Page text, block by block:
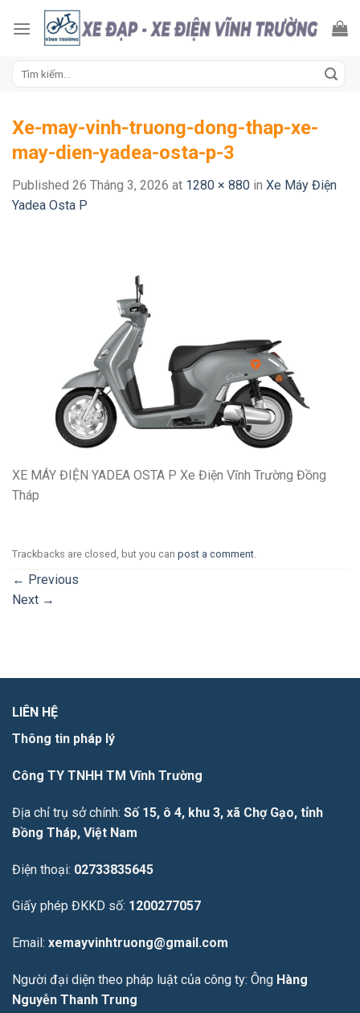
Xe-may-vinh-truong-dong-thap-xe-
may-dien-yadea-osta-p-3
Published 26 Tháng 3, 2026 at 1280 × 880 in Xe Máy Điện
Yadea Osta P
XE MÁY ĐIỆN YADEA OSTA P Xe Điện Vĩnh Trường Đồng
Tháp
Trackbacks are closed, but you can post a comment.
← Previous
Next →
LIÊN HỆ
Thông tin pháp lý
Công TY TNHH TM Vĩnh Trường
Địa chỉ trụ sở chính: Số 15, ô 4, khu 3, xã Chợ Gạo, tỉnh
Đồng Tháp, Việt Nam
Điện thoại: 02733835645
Giấy phép ĐKKD số: 1200277057
Email: xemayvinhtruong@gmail.com
Người đại diện theo pháp luật của công ty: Ông Hàng
Nguyễn Thanh Trung